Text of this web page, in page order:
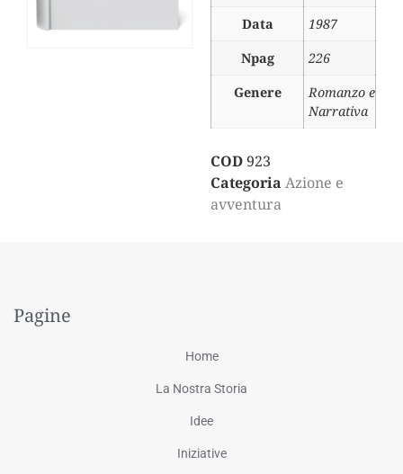
Data
1987
Npag
226
Genere
Romanzo e
Narrativa
COD923
Categoria Azione e
avventura
Pagine
Home
La Nostra Storia
Idee
Iniziative